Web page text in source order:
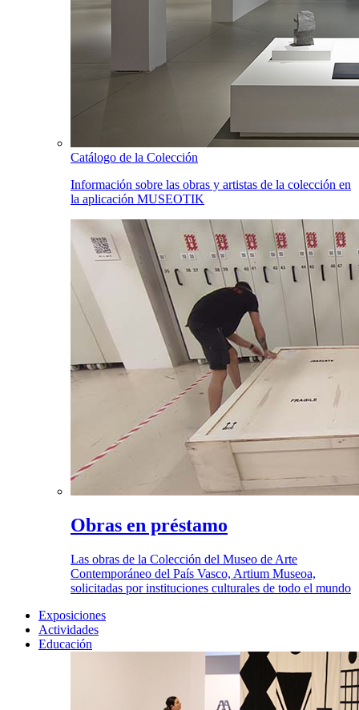
Catálogo de la Colección
Información sobre las obras y artistas de la colección en
la aplicación MUSEOTIK
Obras en préstamo
Las obras de la Colección del Museo de Arte
Contemporáneo del País Vasco, Artium Museoa,
solicitadas por instituciones culturales de todo el mundo
Exposiciones
Actividades
Educación